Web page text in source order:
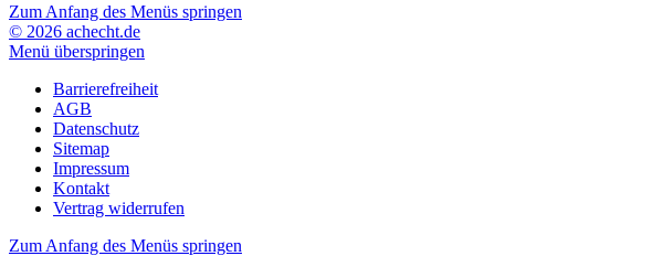
Zum Anfang des Menüs springen
© 2026 achecht.de
Menü überspringen
Barrierefreiheit
AGB
Datenschutz
Sitemap
Impressum
Kontakt
Vertrag widerrufen
Zum Anfang des Menüs springen